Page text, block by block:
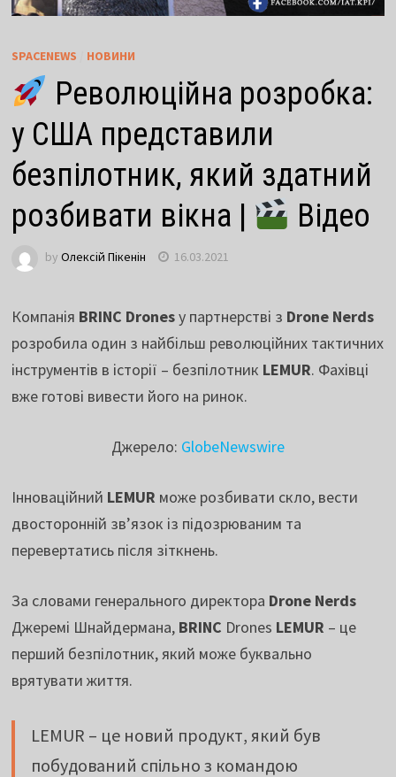
SPACENEWS НОВИНИ
Революційна розробка:
у США представили
безпілотник, який здатний
розбивати вікна |
Відео
by Олексій Пікенін 16.03.2021
Компанія BRINC Dronesу партнерстві з Drone Nerds
розробила один з найбільш революційних тактичних
інструментів в історії – безпілотник LEMUR. Фахівці
вже готові вивести його на ринок.
Джерело: GlobeNewswire
Інноваційний LEMUR може розбивати скло, вести
двосторонній зв’язок із підозрюваним та
перевертатись після зіткнень.
За словами генерального директора Drone Nerds
Джеремі Шнайдермана, BRINC Drones LEMUR – це
перший безпілотник, який може буквально
врятувати життя.
LEMUR – це новий продукт, який був
побудований спільно з командою